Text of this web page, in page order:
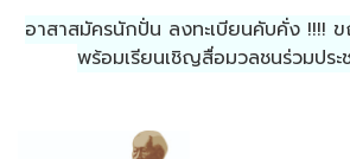
อาสาสมัครนักปั่น ลงทะเบียนคับคั่ง !!!!
พร้อมเรียนเชิญสื่อมวลชนร่วมปร